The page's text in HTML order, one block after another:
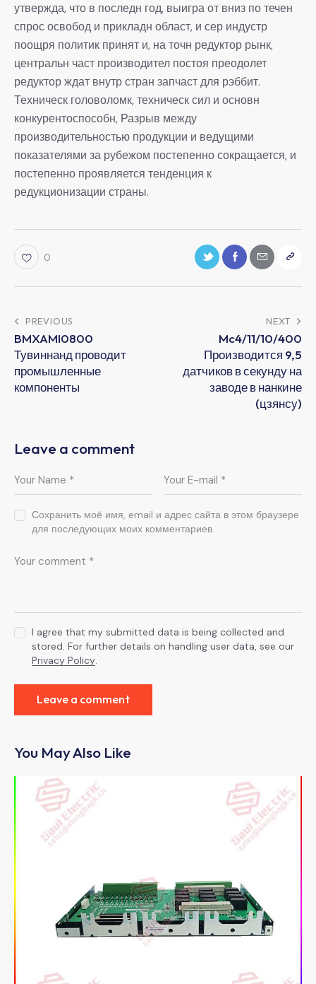
утвержда, что в последн год, выигра от вниз по течен
спрос освобод и прикладн област, и сер индустр
поощря политик принят и, на точн редуктор рынк,
центральн част производител постоя преодолет
редуктор ждат внутр стран запчаст для рэббит.
Техническ головоломк, техническ сил и основн
конкурентоспособн, Разрыв между
производительностью продукции и ведущими
показателями за рубежом постепенно сокращается, и
постепенно проявляется тенденция к
редукционизации страны.
0
PREVIOUS
BMXAMI0800
Тувиннанд проводит
промышленные
компоненты
NEXT
Mc4/11/10/400
Производится 9,5
датчиков в секунду на
заводе в нанкине
(цзянсу)
Leave a comment
Сохранить моё имя, email и адрес сайта в этом браузере
для последующих моих комментариев.
I agree that my submitted data is being collected and
stored. For further details on handling user data, see our
Privacy Policy.
You May Also Like